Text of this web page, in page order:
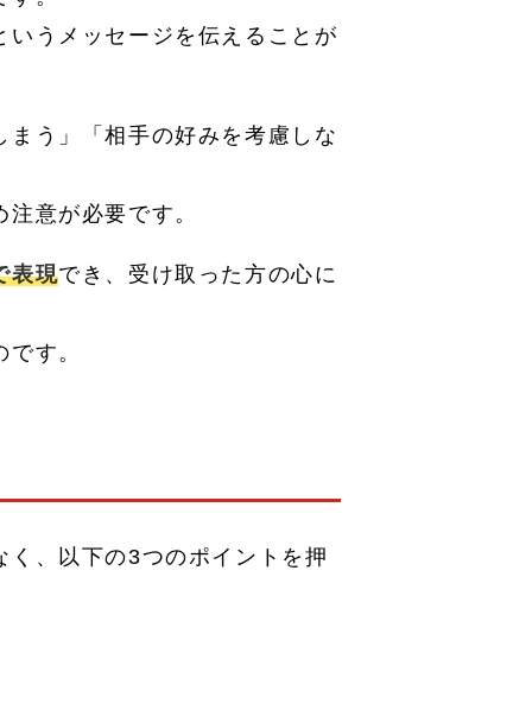
うメッセージを伝えることが
う」「相手の好みを考慮しな
意が必要です。
表現でき、受け取った方の心に
す。
、以下の3つのポイントを押